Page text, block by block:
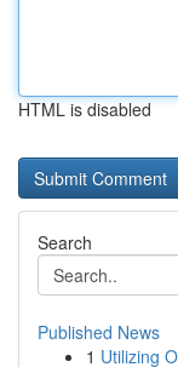
HTML is disabled
Search
Published News
1 Utilizing